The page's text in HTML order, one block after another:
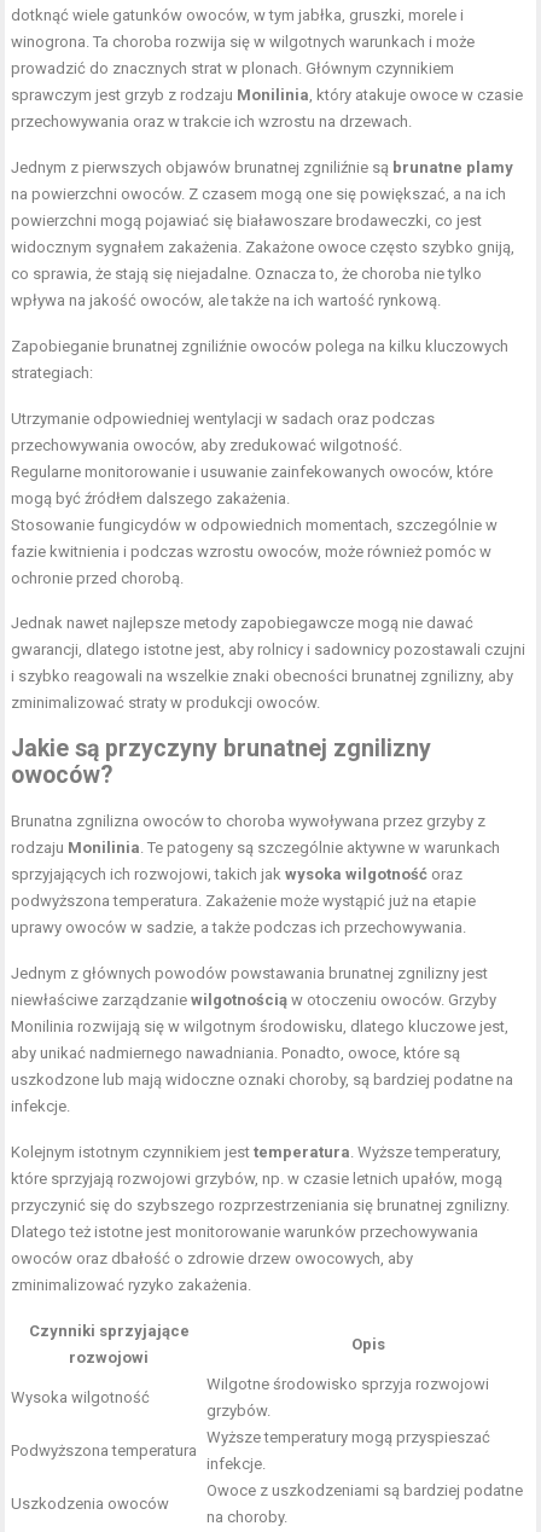
dotknąć wiele gatunków owoców, w tym jabłka, gruszki, morele i
winogrona. Ta choroba rozwija się w wilgotnych warunkach i może
prowadzić do znacznych strat w plonach. Głównym czynnikiem
sprawczym jest grzyb z rodzaju Monilinia, który atakuje owoce w czasie
przechowywania oraz w trakcie ich wzrostu na drzewach.
Jednym z pierwszych objawów brunatnej zgniliźnie są brunatne plamy
na powierzchni owoców. Z czasem mogą one się powiększać, a na ich
powierzchni mogą pojawiać się białawoszare brodaweczki, co jest
widocznym sygnałem zakażenia. Zakażone owoce często szybko gniją,
co sprawia, że stają się niejadalne. Oznacza to, że choroba nie tylko
wpływa na jakość owoców, ale także na ich wartość rynkową.
Zapobieganie brunatnej zgniliźnie owoców polega na kilku kluczowych
strategiach:
Utrzymanie odpowiedniej wentylacji w sadach oraz podczas
przechowywania owoców, aby zredukować wilgotność.
Regularne monitorowanie i usuwanie zainfekowanych owoców, które
mogą być źródłem dalszego zakażenia.
Stosowanie fungicydów w odpowiednich momentach, szczególnie w
fazie kwitnienia i podczas wzrostu owoców, może również pomóc w
ochronie przed chorobą.
Jednak nawet najlepsze metody zapobiegawcze mogą nie dawać
gwarancji, dlatego istotne jest, aby rolnicy i sadownicy pozostawali czujni
i szybko reagowali na wszelkie znaki obecności brunatnej zgnilizny, aby
zminimalizować straty w produkcji owoców.
Jakie są przyczyny brunatnej zgnilizny
owoców?
Brunatna zgnilizna owoców to choroba wywoływana przez grzyby z
rodzaju Monilinia. Te patogeny są szczególnie aktywne w warunkach
sprzyjających ich rozwojowi, takich jakwysoka wilgotność oraz
podwyższona temperatura. Zakażenie może wystąpić już na etapie
uprawy owoców w sadzie, a także podczas ich przechowywania.
Jednym z głównych powodów powstawania brunatnej zgnilizny jest
niewłaściwe zarządzaniewilgotnością w otoczeniu owoców. Grzyby
Monilinia rozwijają się w wilgotnym środowisku, dlatego kluczowe jest,
aby unikać nadmiernego nawadniania. Ponadto, owoce, które są
uszkodzone lub mają widoczne oznaki choroby, są bardziej podatne na
infekcje.
Kolejnym istotnym czynnikiem jesttemperatura. Wyższe temperatury,
które sprzyjają rozwojowi grzybów, np. w czasie letnich upałów, mogą
przyczynić się do szybszego rozprzestrzeniania się brunatnej zgnilizny.
Dlatego też istotne jest monitorowanie warunków przechowywania
owoców oraz dbałość o zdrowie drzew owocowych, aby
zminimalizować ryzyko zakażenia.
Czynniki sprzyjające
rozwojowi
Opis
Wysoka wilgotność
Wilgotne środowisko sprzyja rozwojowi
grzybów.
Podwyższona temperatura
Wyższe temperatury mogą przyspieszać
infekcje.
Uszkodzenia owoców
Owoce z uszkodzeniami są bardziej podatne
na choroby.